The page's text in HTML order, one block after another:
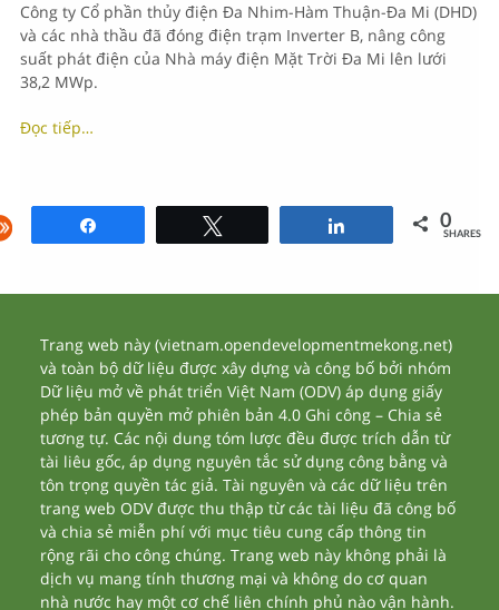
Công ty Cổ phần thủy điện Đa Nhim-Hàm Thuận-Đa Mi (DHD)
và các nhà thầu đã đóng điện trạm Inverter B, nâng công
suất phát điện của Nhà máy điện Mặt Trời Đa Mi lên lưới
38,2 MWp.
Đọc tiếp…
0
SHARES
Trang web này (vietnam.opendevelopmentmekong.net)
và toàn bộ dữ liệu được xây dựng và công bố bởi nhóm
Dữ liệu mở về phát triển Việt Nam (ODV) áp dụng giấy
phép bản quyền mở phiên bản 4.0 Ghi công – Chia sẻ
tương tự. Các nội dung tóm lược đều được trích dẫn từ
tài liêu gốc, áp dụng nguyên tắc sử dụng công bằng và
tôn trọng quyền tác giả. Tài nguyên và các dữ liệu trên
trang web ODV được thu thập từ các tài liệu đã công bố
và chia sẻ miễn phí với mục tiêu cung cấp thông tin
rộng rãi cho công chúng. Trang web này không phải là
dịch vụ mang tính thương mại và không do cơ quan
nhà nước hay một cơ chế liên chính phủ nào vận hành.